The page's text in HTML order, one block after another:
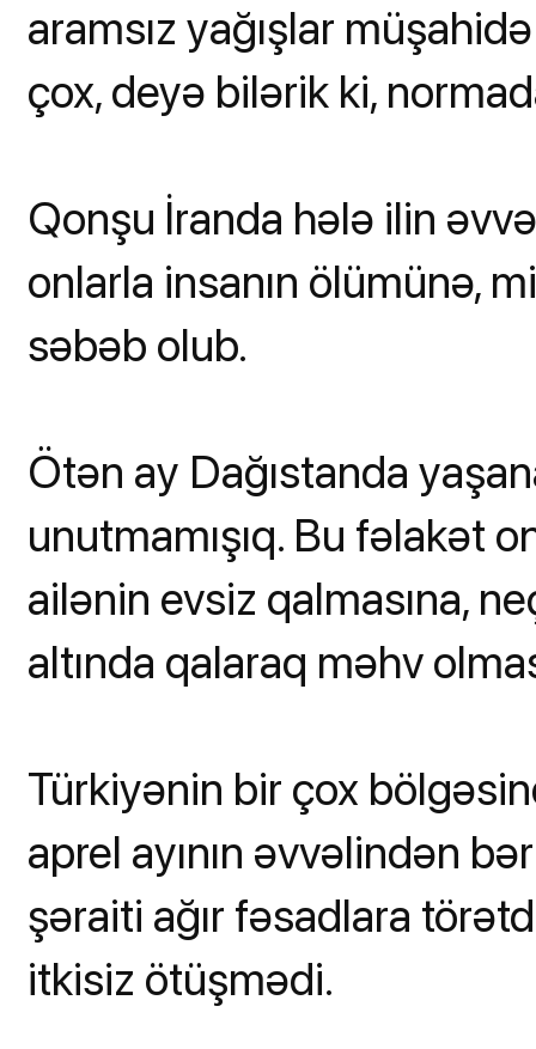
aramsız yağışlar
çox, deyə bilərik ki,
Qonşu İranda hələ ilin
onlarla insanın ölümünə,
səbəb olub.
Ötən ay Dağıstanda
unutmamışıq. Bu fəlakət
ailənin evsiz qalmasına,
altında qalaraq məhv
Türkiyənin bir çox
aprel ayının əvvəlindən
şəraiti ağır fəsadlara
itkisiz ötüşmədi.